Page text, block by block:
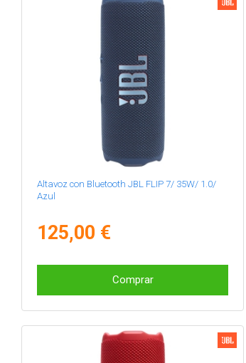
Altavoz con Bluetooth JBL FLIP 7/ 35W/ 1.0/
Azul
125,00 €
Comprar